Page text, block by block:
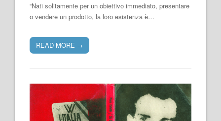
“Nati solitamente per un obiettivo immediato, presentare
o vendere un prodotto, la loro esistenza è…
READ MORE →